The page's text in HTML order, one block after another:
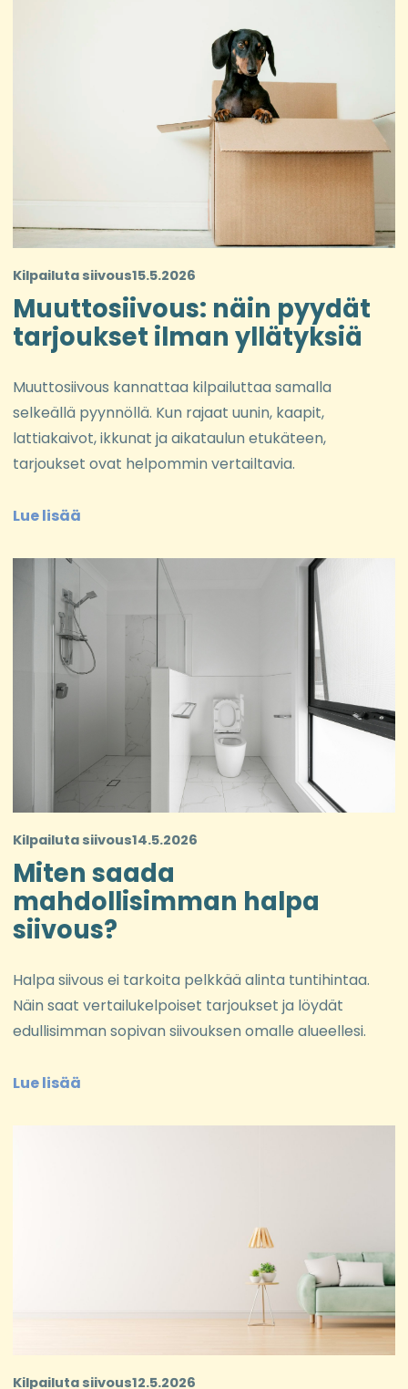
Kilpailuta siivous15.5.2026
Muuttosiivous: näin pyydät
tarjoukset ilman yllätyksiä
Muuttosiivous kannattaa kilpailuttaa samalla
selkeällä pyynnöllä. Kun rajaat uunin, kaapit,
lattiakaivot, ikkunat ja aikataulun etukäteen,
tarjoukset ovat helpommin vertailtavia.
Lue lisää
Kilpailuta siivous14.5.2026
Miten saada
mahdollisimman halpa
siivous?
Halpa siivous ei tarkoita pelkkää alinta tuntihintaa.
Näin saat vertailukelpoiset tarjoukset ja löydät
edullisimman sopivan siivouksen omalle alueellesi.
Lue lisää
Kilpailuta siivous12.5.2026